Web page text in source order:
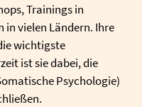
Trainings in
in vielen Ländern. Ihre
wichtigste
ist sie dabei, die
Psychologie)